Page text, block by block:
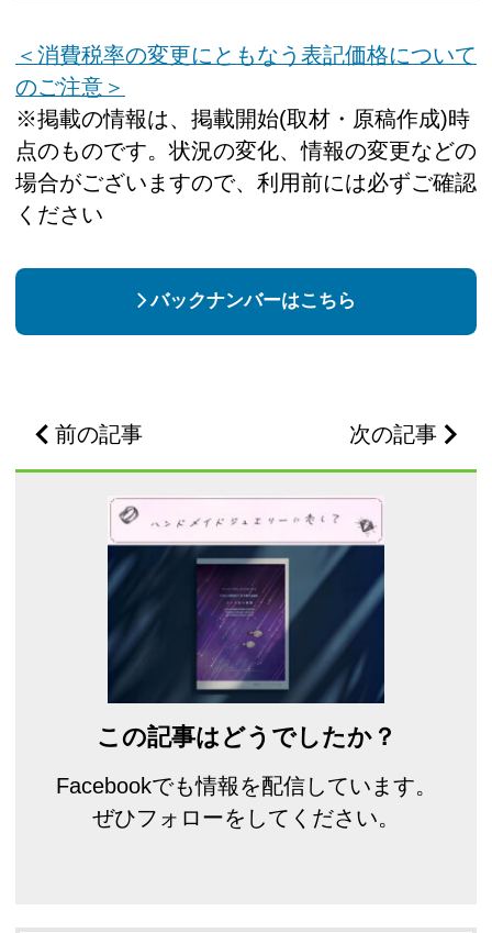
＜消費税率の変更にともなう表記価格について
のご注意＞
※掲載の情報は、掲載開始(取材・原稿作成)時
点のものです。状況の変化、情報の変更などの
場合がございますので、利用前には必ずご確認
ください
バックナンバーはこちら
前の記事 次の記事
この記事はどうでしたか？
Facebookでも情報を配信しています。
ぜひフォローをしてください。